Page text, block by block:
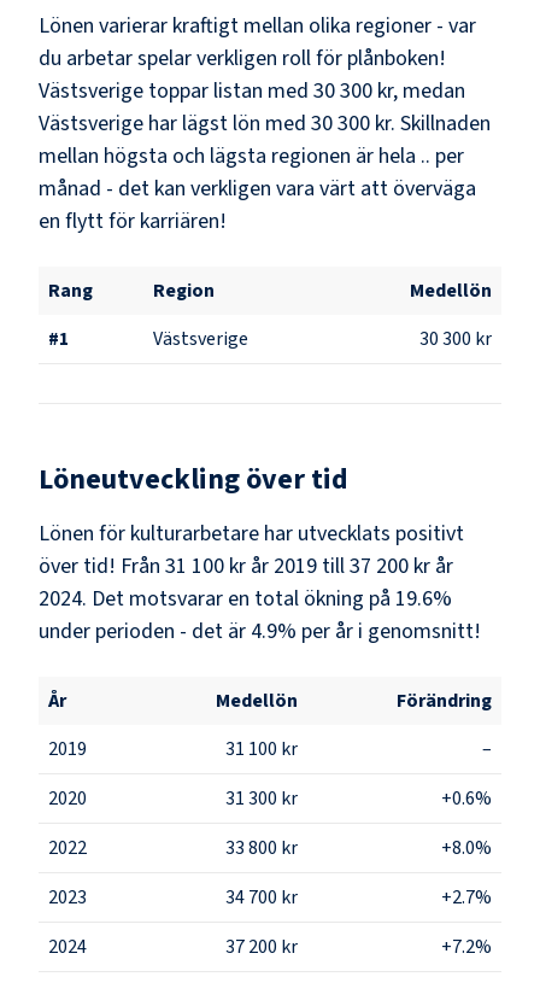
Lönen varierar kraftigt mellan olika regioner - var
du arbetar spelar verkligen roll för plånboken!
Västsverige toppar listan med 30 300 kr, medan
Västsverige har lägst lön med 30 300 kr. Skillnaden
mellan högsta och lägsta regionen är hela .. per
månad - det kan verkligen vara värt att överväga
en flytt för karriären!
Rang Region
Medellön
#1 Västsverige 30 300 kr
Löneutveckling över tid
Lönen för kulturarbetare har utvecklats positivt
över tid! Från 31 100 kr år 2019 till 37 200 kr år
2024. Det motsvarar en total ökning på 19.6%
under perioden - det är 4.9% per år i genomsnitt!
År Medellön
Förändring
2019
31 100 kr
–
2020
31 300 kr
+0.6%
2022
33 800 kr
+8.0%
2023
34 700 kr
+2.7%
2024
37 200 kr +7.2%